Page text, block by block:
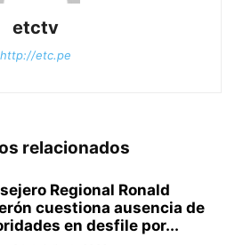
etctv
http://etc.pe
relacionados
Regional Ronald
cuestiona ausencia de
en desfile por...